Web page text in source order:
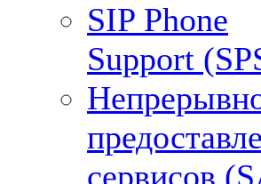
SIP Phone
Support
сервисов